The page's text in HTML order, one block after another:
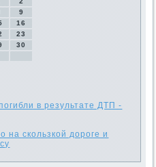
9
16
23
30
в результате ДТП -
на скользкой дороге и